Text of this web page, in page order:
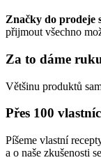
Značky do prodeje
přijmout všechno
Za to dáme
Většinu produktů
Přes 100
Píšeme vlastní
a o naše zkušenosti